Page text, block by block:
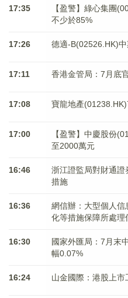
17:35
【盈警】綠心集團
不少於85%
17:26 德適-B(02526.HK)
17:11 香港金管局：7月底
17:08 寶龍地產
17:00
【盈警】中慶股份
至2000萬元
16:46
浙江證監局對財通證
措施
16:36
網信辦：大型個人
化等措施保障所處理
16:30
國家外匯局：7月末
幅0.07%
16:24 山金國際：港股上市